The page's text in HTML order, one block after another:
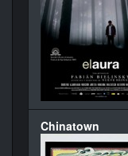
Chinatown